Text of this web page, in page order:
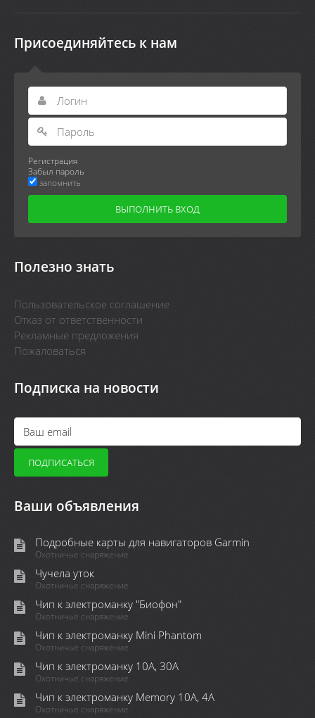
Присоединяйтесь к нам
Регистрация
Забыл пароль
запомнить
Полезно знать
Пользовательское соглашение
Отказ от ответственности
Рекламные предложения
Пожаловаться
Подписка на новости
Ваши объявления
Подробные карты для навигаторов Garmin
Охотничье снаряжение
Чучела уток
Охотничье снаряжение
Чип к электроманку "Биофон"
Охотничье снаряжение
Чип к электроманку Mini Phantom
Охотничье снаряжение
Чип к электроманку 10А, 30А
Охотничье снаряжение
Чип к электроманку Memory 10A, 4А
Охотничье снаряжение